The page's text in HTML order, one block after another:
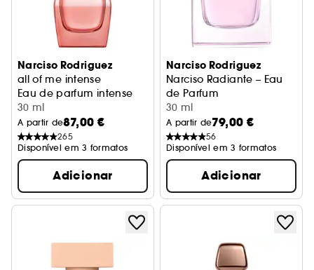
Narciso Rodriguez
all of me intense
Eau de parfum intense
30 ml
A partir de87,00 €
265
Disponível em 3 formatos
Adicionar
Narciso Rodriguez
Narciso Radiante – Eau
de Parfum
30 ml
A partir de79,00 €
56
Disponível em 3 formatos
Adicionar